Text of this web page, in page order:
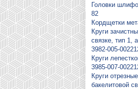
Головки
82
Кордщетки
Круги
связке, тип 1,
3982-005-
Круги
3985-007-
Круги
бакелитовой